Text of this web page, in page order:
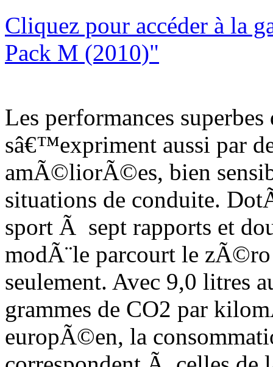
Cliquez pour accéder à la
Pack M (2010)"
Les performances
sâ€™expriment aussi par
amÃ©liorÃ©es, bien
situations de conduite.
sport Ã sept rapports et
modÃ¨le parcourt le
seulement. Avec 9,0 litres
grammes de CO2 par
europÃ©en, la